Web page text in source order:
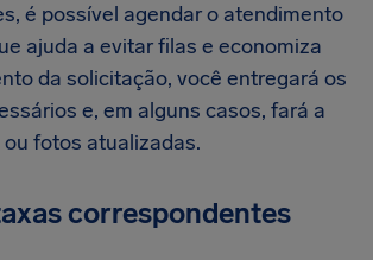
é possível agendar o atendimento
ajuda a evitar filas e economiza
da solicitação, você entregará os
e, em alguns casos, fará a
fotos atualizadas.
correspondentes